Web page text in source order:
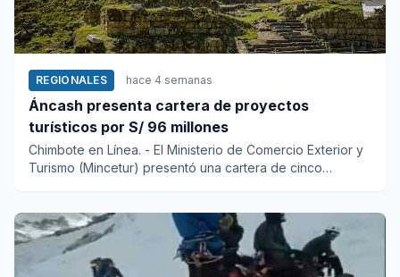
REGIONALES hace 4 semanas
Áncash presenta cartera de proyectos
turísticos por S/ 96 millones
Chimbote en Línea. - El Ministerio de Comercio Exterior y
Turismo (Mincetur) presentó una cartera de cinco